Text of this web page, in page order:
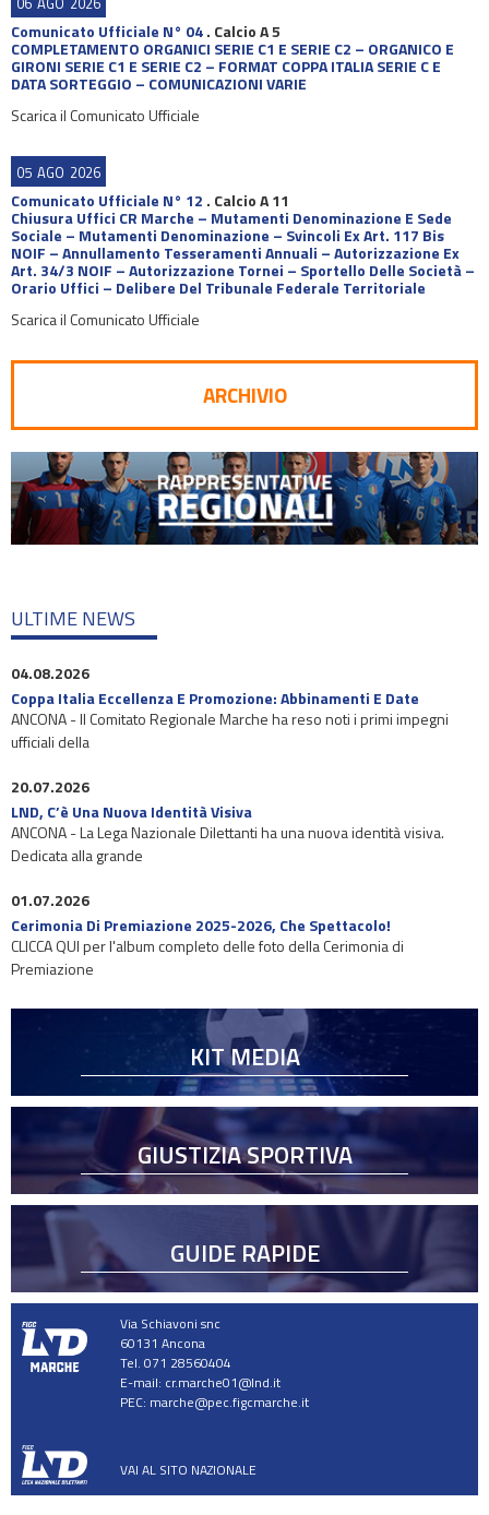
Comunicato Ufficiale N° 04. Calcio A 5
COMPLETAMENTO ORGANICI SERIE C1 E SERIE C2 – ORGANICO E
GIRONI SERIE C1 E SERIE C2 – FORMAT COPPA ITALIA SERIE C E
DATA SORTEGGIO – COMUNICAZIONI VARIE
Scarica il Comunicato Ufficiale
05 AGO 2026
Comunicato Ufficiale N° 12 . Calcio A 11
Chiusura Uffici CR Marche – Mutamenti Denominazione E Sede
Sociale – Mutamenti Denominazione – Svincoli Ex Art. 117 Bis
NOIF – Annullamento Tesseramenti Annuali – Autorizzazione Ex
Art. 34/3 NOIF – Autorizzazione Tornei – Sportello Delle Società –
Orario Uffici – Delibere Del Tribunale Federale Territoriale
Scarica il Comunicato Ufficiale
ARCHIVIO
ULTIME NEWS
04.08.2026
Coppa Italia Eccellenza E Promozione: Abbinamenti E Date
ANCONA - Il Comitato Regionale Marche ha reso noti i primi impegni
ufficiali della
20.07.2026
LND, C’è Una Nuova Identità Visiva
ANCONA - La Lega Nazionale Dilettanti ha una nuova identità visiva.
Dedicata alla grande
01.07.2026
Cerimonia Di Premiazione 2025-2026, Che Spettacolo!
CLICCA QUI per l'album completo delle foto della Cerimonia di
Premiazione
KIT MEDIA
GIUSTIZIA SPORTIVA
GUIDE RAPIDE
Via Schiavoni snc
60131 Ancona
Tel. 071 28560404
E-mail: cr.marche01@lnd.it
PEC: marche@pec.figcmarche.it
VAI AL SITO NAZIONALE